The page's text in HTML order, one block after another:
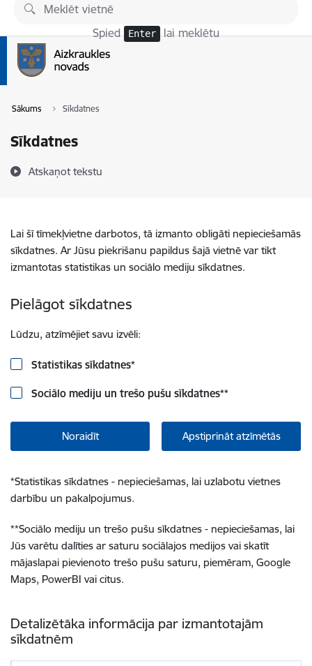
Pāriet uz lapas saturu
Spied Enter lai meklētu
Sākums Sīkdatnes
Sīkdatnes
Atskaņot tekstu
Lai šī tīmekļvietne darbotos, tā izmanto obligāti nepieciešamās
sīkdatnes. Ar Jūsu piekrišanu papildus šajā vietnē var tikt
izmantotas statistikas un sociālo mediju sīkdatnes.
Pielāgot sīkdatnes
Lūdzu, atzīmējiet savu izvēli:
Statistikas sīkdatnes*
Sociālo mediju un trešo pušu sīkdatnes**
Noraidīt Apstiprināt atzīmētās
*Statistikas sīkdatnes - nepieciešamas, lai uzlabotu vietnes
darbību un pakalpojumus.
**Sociālo mediju un trešo pušu sīkdatnes - nepieciešamas, lai
Jūs varētu dalīties ar saturu sociālajos medijos vai skatīt
mājaslapai pievienoto trešo pušu saturu, piemēram, Google
Maps, PowerBI vai citus.
Detalizētāka informācija par izmantotajām
sīkdatnēm